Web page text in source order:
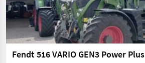
Fendt 516 VARIO GEN3 Power Plus